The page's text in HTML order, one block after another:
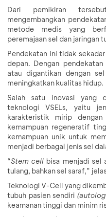
Dari pemikiran
mengembangkan
metode medis yang
peremajaan sel dan jaringan
Pendekatan ini tidak
depan. Dengan
atau digantikan dengan
meningkatkan kualitas hidup.
Salah satu inovasi yang
teknologi VSELs, yaitu
karakteristik mirip
kemampuan regeneratif
kemampuan unik untuk
menjadi berbagai jenis sel
“Stem cell bisa menjadi sel
tulang, bahkan sel saraf,”
Teknologi V-Cell yang
tubuh pasien sendiri
keamanan tinggi dan minim